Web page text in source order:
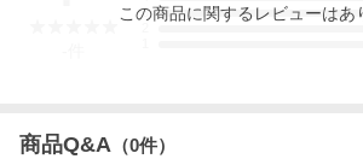
お問い合わせの際に必要な場合があります。
ださい。
3
この商品に関するレビューはあ
商品Q&A （0件）